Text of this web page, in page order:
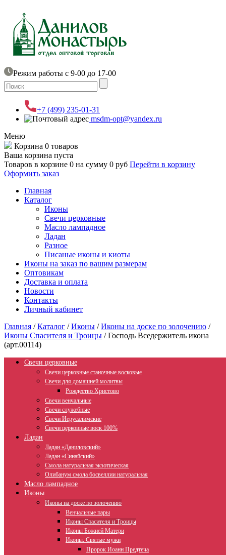
Режим работы с 9-00 до 17-00
+7 (499) 235-01-31
msdm-opt@yandex.ru
Меню
Корзина 0 товаров
Ваша корзина пуста
Товаров в корзине 0 на сумму 0 руб Перейти в корзину
Оформить заказ
Главная
Каталог
Иконы
Свечи церковные
Масло лампадное
Ладан
Разное
Писаные иконы и киоты
Иконы на заказ по вашим размерам
Оптовикам
Доставка и оплата
Новости
Контакты
Личный кабинет
Главная /Каталог /Иконы /Иконы на доске по золочению /
Иконы Спасителя и Троицы /Господь Вседержитель икона
(арт.00114)
Свечи церковные
Свечи церковные станочные восковые
Свечи для домашней молитвы
Рождество Христово
Свечи венчальные
Свечи служебные
Свечи Иерусалимские
Свечи церковные воск 100%
Ладан
Ладан «Даниловский»
Ладан «Синайский»
Смола натуральная экзотическая
Олибанум смола босвеллии натуральная
Масло лампадное
Иконы
Иконы на доске по золочению
Венчальные пары
Иконы Спасителя и Троицы
Иконы Божией Матери
Иконы. Святые мужи
Пророк Иоанн Предтеча